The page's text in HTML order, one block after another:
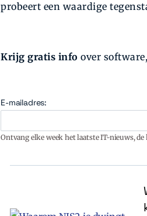
probeert een waardige
Krijg gratis info over
E-mailadres:
Ontvang elke week het laatste IT-nieuws,